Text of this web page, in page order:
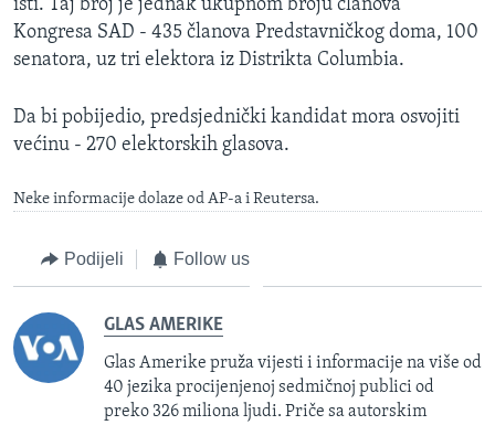
isti. Taj broj je jednak ukupnom broju članova
Kongresa SAD - 435 članova Predstavničkog doma, 100
senatora, uz tri elektora iz Distrikta Columbia.
Da bi pobijedio, predsjednički kandidat mora osvojiti
većinu - 270 elektorskih glasova.
Neke informacije dolaze od AP-a i Reutersa.
Podijeli Follow us
GLAS AMERIKE
Glas Amerike pruža vijesti i informacije na više od
40 jezika procijenjenoj sedmičnoj publici od
preko 326 miliona ljudi. Priče sa autorskim